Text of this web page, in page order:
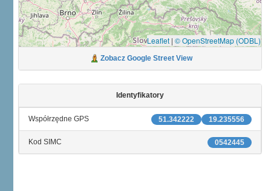
Leaflet | © OpenStreetMap (ODBL)
Zobacz Google Street View
Identyfikatory
19.235556
51.342222
Współrzędne GPS
0542445
Kod SIMC